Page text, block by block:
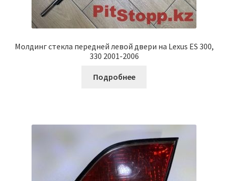
Молдинг стекла передней левой двери на Lexus ES 300,
330 2001-2006
Подробнее